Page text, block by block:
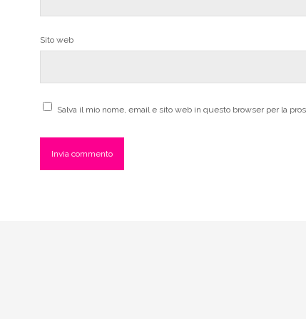
Sito web
Salva il mio nome, email e sito web in questo browser per la